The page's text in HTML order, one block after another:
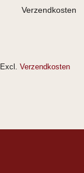
Verzendkosten
Excl. Verzendkosten